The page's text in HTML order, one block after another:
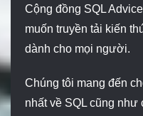
Cộng đồng SQL
muốn truyền tải kiến
dành cho mọi người.
Chúng tôi mang đến
nhất về SQL cũng